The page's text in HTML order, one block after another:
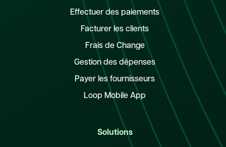
Effectuer des paiements
Facturer les clients
Frais de Change
Gestion des dépenses
Payer les fournisseurs
Loop Mobile App
Solutions